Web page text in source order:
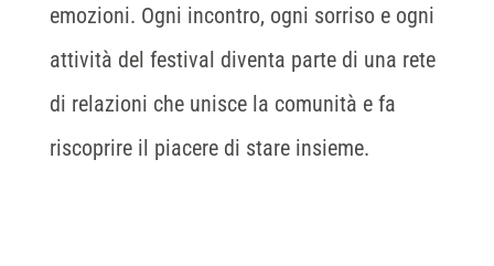
emozioni. Ogni incontro, ogni sorriso e ogni
attività del festival diventa parte di una rete
di relazioni che unisce la comunità e fa
riscoprire il piacere di stare insieme.